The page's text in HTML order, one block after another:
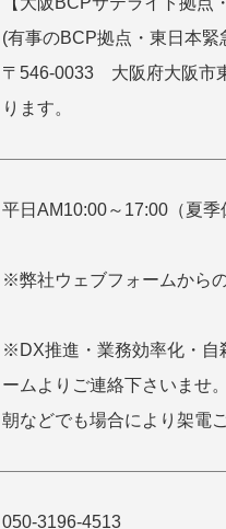
(有事のBCP拠点・東日本緊
〒546-0033 大阪府大阪市
ります。
平日AM10:00～17:00（夏
※弊社ウェブフォームから
※DX推進・業務効率化・自
ームよりご連絡下さいませ
朝などでも場合により架電
050-3196-4513